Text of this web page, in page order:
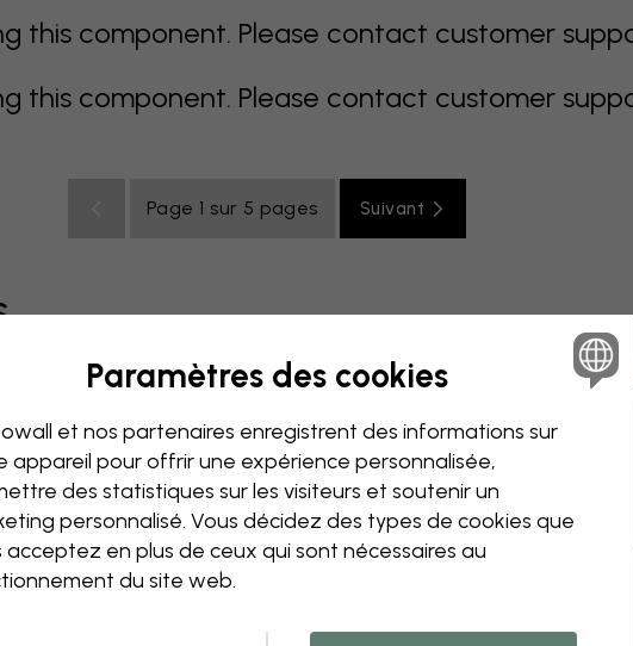
this component. Please contact customer
this component. Please contact customer
Page 1 sur 5 pages Suivant
Orange Rose Mauve Rouge Turquoise Jaune
bébé Bureau Chambre ado
this component. Please contact customer
Paramètres des cookies
et nos partenaires enregistrent des informations sur
appareil pour offrir une expérience personnalisée,
des statistiques sur les visiteurs et soutenir un
personnalisé. Vous décidez des types de cookies que
acceptez en plus de ceux qui sont nécessaires au
du site web.